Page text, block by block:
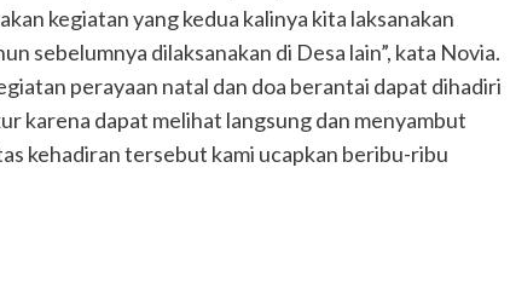
kegiatan yang kedua kalinya kita laksanakan
sebelumnya dilaksanakan di Desa lain”, kata Novia.
perayaan natal dan doa berantai dapat dihadiri
karena dapat melihat langsung dan menyambut
kehadiran tersebut kami ucapkan beribu-ribu